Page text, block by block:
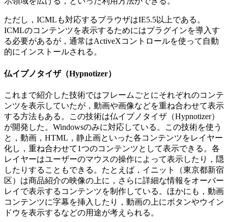
ただし，ICMLも対応するブラウザはIE5.5以上である。
ICMLのコンテンツを表示するためにはプラグインを導入す
る必要があるが，通常はActiveXコントロールを使って自動
的にインストールされる。
仏イプノタイザ（Hypnotizer）
これまで紹介した技術ではフレームごとにそれぞれのコンテ
ンツを表示していたが，動画や画像などを重ね合わせて表示
する方法もある。この技術は仏イプノタイザ（Hypnotizer）
が開発した。Windowsのみに対応している。この技術を使う
と，動画，HTML，静止画といった各コンテンツをレイヤー
化し，重ね合わせて1つのコンテンツとして表示できる。各
レイヤーはユーザーのマウスの操作によって表示したり，隠
したりすることもできる。たとえば，イニット（東京都新宿
区）は商品紹介の映像の上に，さらに詳細な情報をオーバー
レイで表示するコンテンツを制作している。ほかにも，動画
コンテンツに字幕を挿入したり，動画の上にボタンやウイン
ドウを表示するなどの用途が考えられる。